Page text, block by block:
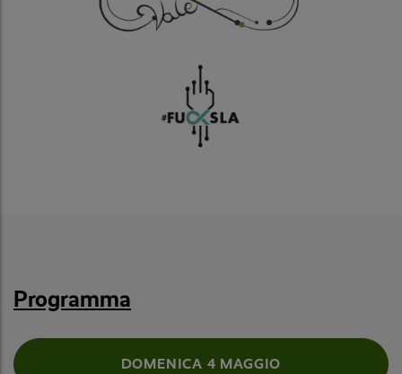
Programma
DOMENICA 4 MAGGIO